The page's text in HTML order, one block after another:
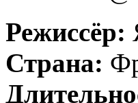
Режиссёр:
Страна: